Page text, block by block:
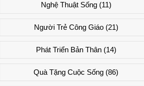
Nghệ Thuật Sống(11)
Người Trẻ Công Giáo(21)
Phát Triển Bản Thân(14)
Quà Tặng Cuộc Sống (86)